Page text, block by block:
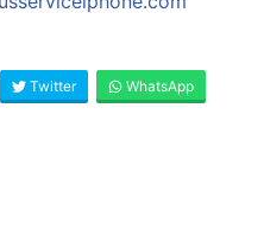
Twitter WhatsApp